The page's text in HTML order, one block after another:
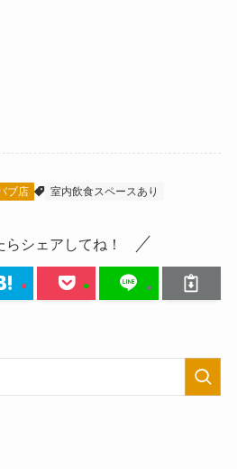
ブ店 室内飲食スペースあり
らシェアしてね！